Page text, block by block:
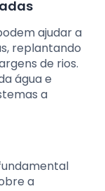
ajudar a
replantando
de rios.
água e
a
a